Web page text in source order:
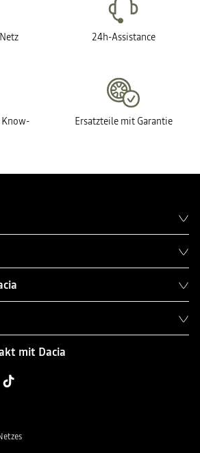
24h-Assistance
Ersatzteile mit Garantie
mit Dacia